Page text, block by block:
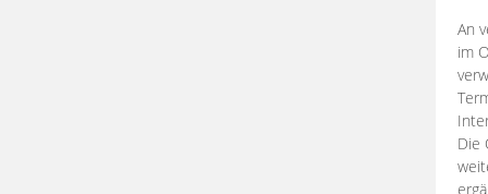
An
im
Die